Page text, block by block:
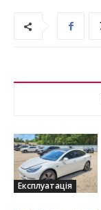
Експлуатація